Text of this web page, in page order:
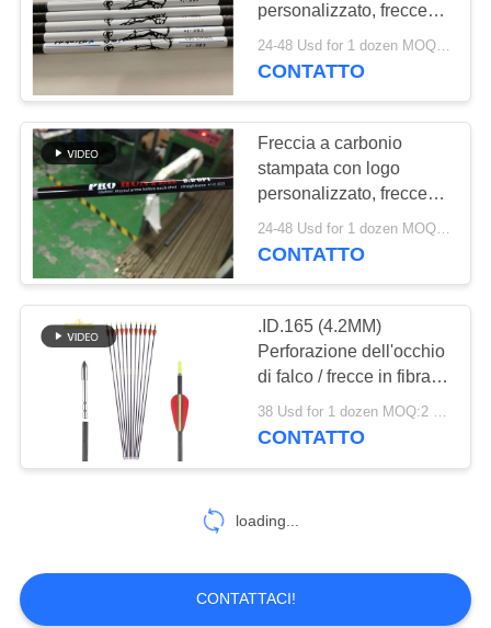
personalizzato, frecce
con logo stampato,
frecce da caccia e
CONTATTO
Freccia a carbonio
stampata con logo
personalizzato, frecce
con logo stampato,
frecce da caccia e
24-48 Usd for 1 dozen MOQ:12 PCS
CONTATTO
.ID.165 (4.2MM)
Perforazione dell'occhio
di falco / frecce in fibra di
carbonio Resistenza
all'impatto Frecce da
38 Usd for 1 dozen MOQ:2 dozzine
CONTATTO
loading...
CONTATTACI!